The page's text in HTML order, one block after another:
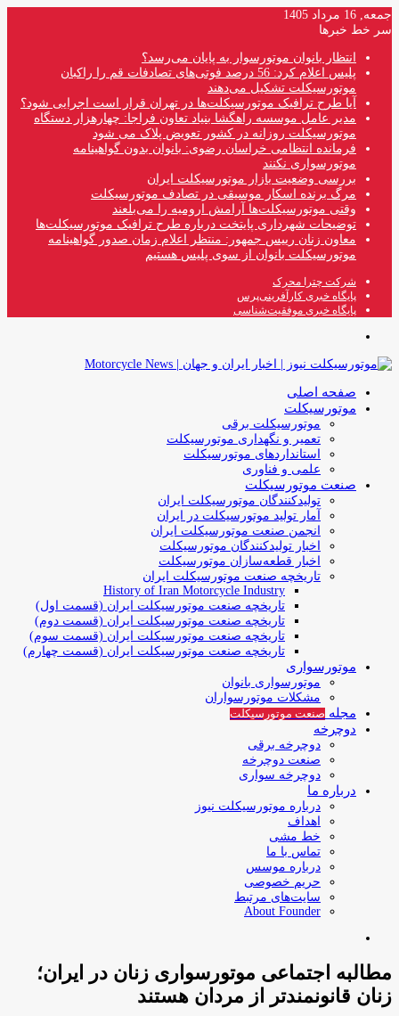
جمعه, 16 مرداد 1405
سر خط خبرها
انتظار بانوان موتورسوار به پایان می‌رسد؟
پلیس اعلام کرد: 56 درصد فوتی‌های تصادفات قم را راکبان
موتورسیکلت تشکیل می‌دهند
آیا طرح ترافیک موتورسیکلت‌ها در تهران قرار است اجرایی شود؟
مدیر عامل موسسه راهگشا بنیاد تعاون فراجا: چهارهزار دستگاه
موتورسیکلت روزانه در کشور تعویض پلاک می شود
فرمانده انتظامی خراسان رضوی: بانوان بدون گواهینامه
موتورسواری نکنند
بررسی وضعیت بازار موتورسیکلت ایران
مرگ برنده اسکار موسیقی در تصادف موتورسیکلت
وقتی موتورسیکلت‌ها آرامش ارومیه را می‌بلعند
توضیحات شهرداری پایتخت درباره طرح ترافیک موتورسیکلت‌ها
معاون زنان رییس جمهور: منتظر اعلام زمان صدور گواهینامه
موتورسیکلت بانوان از سوی پلیس هستیم
شرکت چترا محرک
پایگاه خبری کارآفرینی‌پرس
پایگاه خبری موفقیت‌شناسی
صفحه اصلی
موتورسیکلت
موتورسیکلت برقی
تعمیر و نگهداری موتورسیکلت
استانداردهای موتورسیکلت
علمی و فناوری
صنعت موتورسیکلت
تولیدکنندگان موتورسیکلت ایران
آمار تولید موتورسیکلت در ایران
انجمن صنعت موتورسیکلت ایران
اخبار تولیدکنندگان موتورسیکلت
اخبار قطعه‌سازان موتورسیکلت
تاریخچه صنعت موتورسیکلت ایران
History of Iran Motorcycle Industry
تاریخچه صنعت موتورسیکلت ایران (قسمت اول)
تاریخچه صنعت موتورسیکلت ایران (قسمت دوم)
تاریخچه صنعت موتورسیکلت ایران (قسمت سوم)
تاریخچه صنعت موتورسیکلت ایران (قسمت چهارم)
موتورسواری
موتورسواری بانوان
مشکلات موتورسواران
مجله صنعت موتورسیکلت
دوچرخه
دوچرخه برقی
صنعت دوچرخه
دوچرخه سواری
درباره ما
درباره موتورسیکلت نیوز
اهداف
خط مشی
تماس با ما
درباره موسس
حریم خصوصی
سایت‌های مرتبط
About Founder
مطالبه اجتماعی موتورسواری زنان در ایران؛
زنان قانونمندتر از مردان هستند